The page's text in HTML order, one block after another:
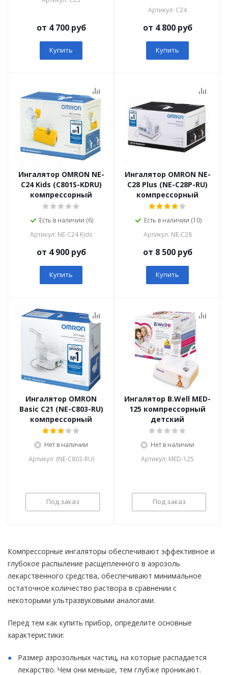
от 4 700 руб
Купить
Артикул: C24
от 4 800 руб
Купить
Ингалятор OMRON NE-
C24 Kids (C801S-KDRU)
компрессорный
Есть в наличии (6)
Артикул: NE-C24 Kids
от 4 900 руб
Купить
Ингалятор OMRON NE-
C28 Plus (NE-C28P-RU)
компрессорный
Есть в наличии (10)
Артикул: NE-C28
от 8 500 руб
Купить
Ингалятор OMRON
Basic C21 (NE-C803-RU)
компрессорный
Нет в наличии
Артикул: (NE-C803-RU)
Под заказ
Ингалятор B.Well MED-
125 компрессорный
детский
Нет в наличии
Артикул: MED-125
Под заказ
Компрессорные ингаляторы обеспечивают эффективное и
глубокое распыление расщепленного в аэрозоль
лекарственного средства, обеспечивают минимальное
остаточное количество раствора в сравнении с
некоторыми ультразвуковыми аналогами.
Перед тем как купить прибор, определите основные
характеристики:
Размер аэрозольных частиц, на которые распадается
лекарство. Чем они меньше, тем глубже проникают.